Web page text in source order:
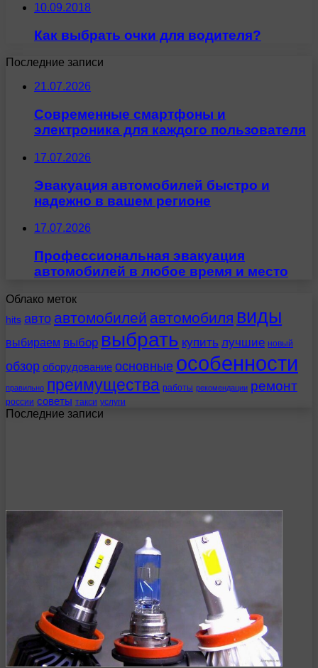
10.09.2018
Как выбрать очки для водителя?
Последние записи
21.07.2026
Современные смартфоны и
электроника для каждого пользователя
17.07.2026
Эвакуация автомобилей быстро и
надежно в вашем регионе
17.07.2026
Профессиональная эвакуация
автомобилей в любое время и место
Облако меток
hits авто автомобилей автомобиля виды
выбираем выбор выбрать купить лучшие новый
обзор оборудование основные особенности
правильно преимущества работы рекомендации ремонт
россии советы такси услуги
Последние записи